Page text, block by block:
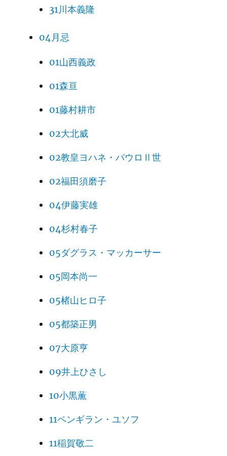
31川本義隆
04月忌
01山西義政
01森亘
01藤村耕市
02大北威
02教皇ヨハネ・パウロⅡ世
02福田須磨子
04伊藤実雄
04杉村春子
05ダグラス・マッカーサー
05岡本尚一
05楮山ヒロ子
05都築正男
07大原亨
09井上ひさし
10小黒薫
11ペンギラン・ユソフ
11稲賀敬二